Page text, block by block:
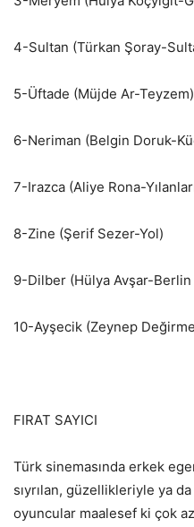
4-Sultan (Türkan Şoray-
5-Üftade (Müjde Ar-Teyzem)
6-Neriman (Belgin Doruk-
7-Irazca (Aliye Rona-
8-Zine (Şerif Sezer-Yol)
9-Dilber (Hülya Avşar-
10-Ayşecik (Zeynep
FIRAT SAYICI
Türk sinemasında erkek
sıyrılan, güzellikleriyle ya
oyuncular maalesef ki çok